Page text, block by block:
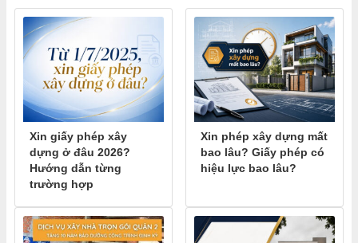
Xin giấy phép xây
dựng ở đâu 2026?
Hướng dẫn từng
trường hợp
Xin phép xây dựng mất
bao lâu? Giấy phép có
hiệu lực bao lâu?